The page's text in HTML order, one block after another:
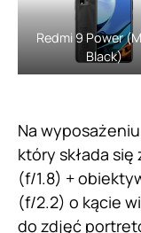
Redmi 9 Power
Black)
Na
który składa
(f/1.8) +
(f/2.2) o kącie
do zdjęć